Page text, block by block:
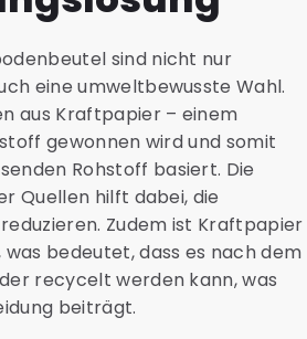
sind nicht nur
eine umweltbewusste Wahl.
aus Kraftpapier – einem
gewonnen wird und somit
Rohstoff basiert. Die
Quellen hilft dabei, die
Zudem ist Kraftpapier
bedeutet, dass es nach dem
recycelt werden kann, was
beiträgt.